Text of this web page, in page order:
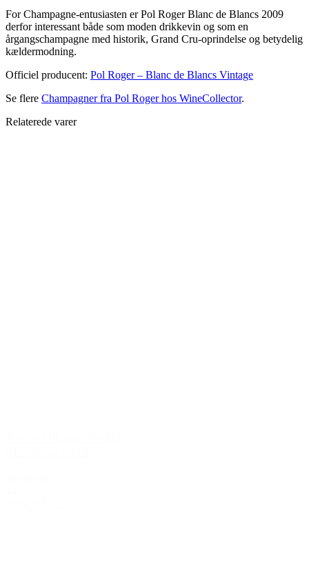
For Champagne-entusiasten er Pol Roger Blanc de Blancs 2009
derfor interessant både som moden drikkevin og som en
årgangschampagne med historik, Grand Cru-oprindelse og betydelig
kældermodning.
Officiel producent: Pol Roger – Blanc de Blancs Vintage
Se flere Champagner fra Pol Roger hos WineCollector.
Relaterede varer